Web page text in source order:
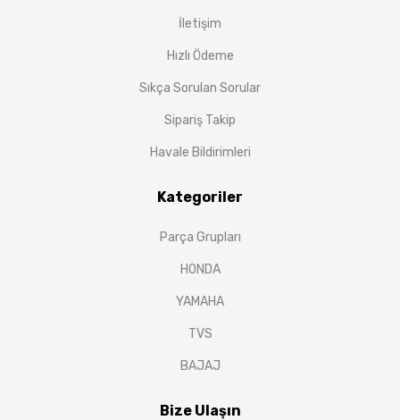
İletişim
Hızlı Ödeme
Sıkça Sorulan Sorular
Sipariş Takip
Havale Bildirimleri
Kategoriler
Parça Grupları
HONDA
YAMAHA
TVS
BAJAJ
Bize Ulaşın